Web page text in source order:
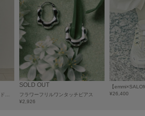
SOLD OUT
フラワーフリルワンタッチピアス
¥2,926
【
¥26,400